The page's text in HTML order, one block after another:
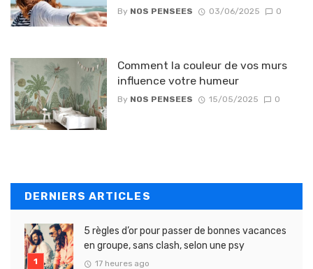
By NOS PENSEES 03/06/2025 0
Comment la couleur de vos murs
influence votre humeur
By NOS PENSEES 15/05/2025 0
DERNIERS ARTICLES
5 règles d’or pour passer de bonnes vacances
en groupe, sans clash, selon une psy
17 heures ago